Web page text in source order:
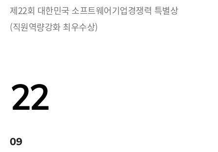
제22회 대한민국 소프트웨어기업경쟁력 특별상
(직원역량강화 최우수상)
22
09